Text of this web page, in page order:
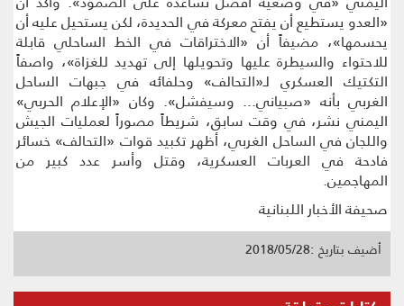
«العدو يستطيع أن يفتح معركة في الحديدة، لكن يستحيل عليه أن
يحسمها»، مضيفاً أن «الاختراقات في الخط الساحلي قابلة
للاحتواء والسيطرة عليها وتحويلها إلى تهديد للغزاة»، واصفاً
التكتيك العسكري لـ«التحالف» وحلفائه في جبهات الساحل
الغربي بأنه «صبياني... وسيفشل». وكان «الإعلام الحربي»
اليمني نشر، في وقت سابق، شريطاً مصوراً لعمليات الجيش
واللجان في الساحل الغربي، أظهر تكبيد قوات «التحالف» خسائر
فادحة في العربات العسكرية، وقتل وأسر عدد كبير من
المهاجمين.
صحيفة الأخبار اللبنانية
أضيف بتاريخ :2018/05/28